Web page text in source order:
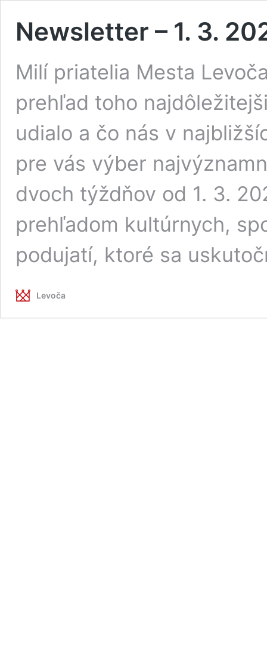
Newsletter – 1. 3.
Milí priatelia Mesta
prehľad toho
udialo a čo nás v
pre vás výber
dvoch týždňov od 1. 3.
prehľadom kultúrnych,
podujatí, ktoré sa
Levoča